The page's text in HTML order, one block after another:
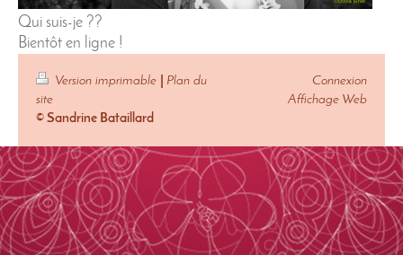
Qui suis-je ??
Bientôt en ligne !
Version imprimable
Plan du
site
© Sandrine Bataillard
Connexion
Affichage Web